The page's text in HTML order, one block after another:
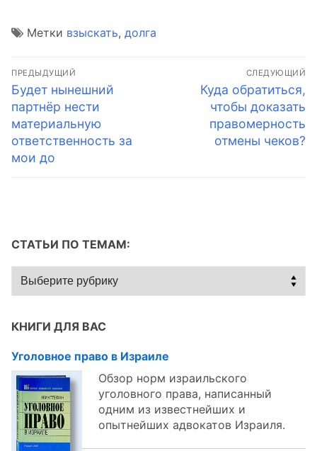
Метки взыскать, долга
Навигация
по
записям
ПРЕДЫДУЩИЙ
Предыдущая
запись:
Будет нынешний
партнёр нести
материальную
ответственность за
мои до
СЛЕДУЮЩИЙ
Следующая
запись:
Куда обратиться,
чтобы доказать
правомерность
отмены чеков?
СТАТЬИ ПО ТЕМАМ:
Статьи
по
КНИГИ ДЛЯ ВАС
Уголовное право в Израиле
Обзор норм израильского
уголовного права, написанный
одним из известнейших и
опытнейших адвокатов Израиля.